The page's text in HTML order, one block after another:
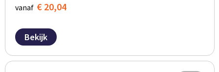
vanaf € 20,04
Bekijk